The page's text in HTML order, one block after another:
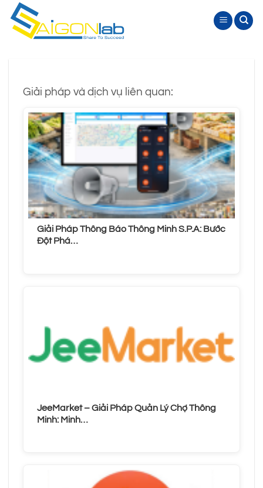
qua
Giải pháp và dịch vụ liên quan:
Giải Pháp Thông Báo Thông Minh S.P.A: Bước
Đột Phá…
JeeMarket – Giải Pháp Quản Lý Chợ Thông
Minh: Minh…